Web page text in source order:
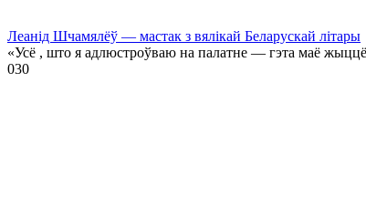
Леанід Шчамялёў — мастак з вялікай Беларускай літары
«Усё , што я адлюстроўваю на палатне — гэта маё
030